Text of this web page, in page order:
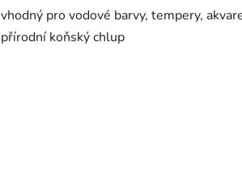
vhodný pro vodové barvy, tempery,
přírodní koňský chlup